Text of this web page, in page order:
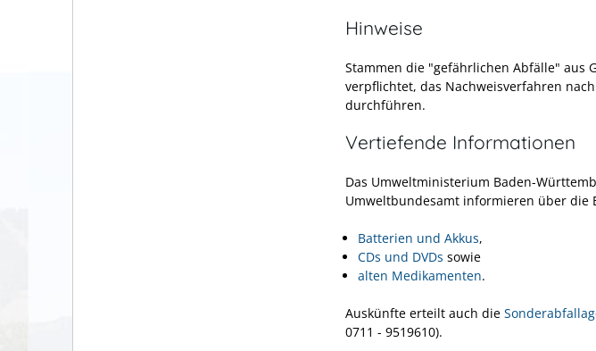
Hinweise
Stammen die "gefährlichen Abfälle" aus
verpflichtet, das Nachweisverfahren
durchführen.
Vertiefende Informationen
Das Umweltministerium Baden-
Umweltbundesamt informieren über die
Batterien und Akkus,
CDs und DVDs sowie
alten Medikamenten.
Auskünfte erteilt auch die
0711 - 9519610).